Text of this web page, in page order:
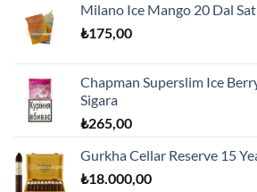
Milano Ice Mango 20 Dal
₺175,00
Chapman Superslim Ice
Sigara
₺265,00
Gurkha Cellar Reserve 15
₺18.000,00